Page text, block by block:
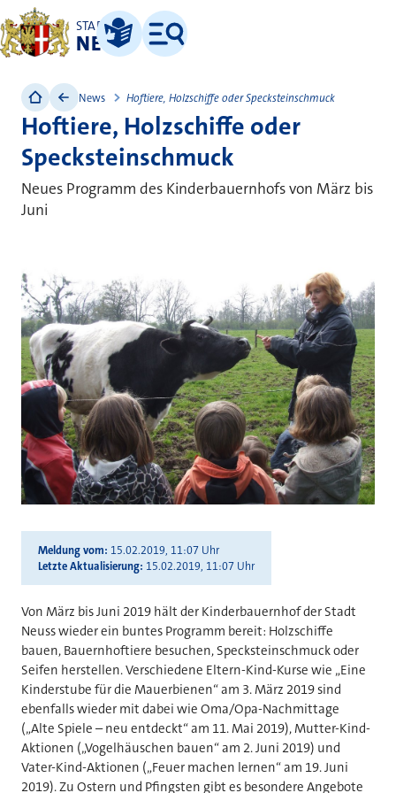
STADT
NEUSS
Leichte Sprache
Menü
News Hoftiere, Holzschiffe oder Specksteinschmuck
Hoftiere, Holzschiffe oder
Specksteinschmuck
Neues Programm des Kinderbauernhofs von März bis
Juni
Meldung vom 15.02.2019, 11:07 Uhr
Letzte Aktualisierung 15.02.2019, 11:07 Uhr
Von März bis Juni 2019 hält der Kinderbauernhof der Stadt
Neuss wieder ein buntes Programm bereit: Holzschiffe
bauen, Bauernhoftiere besuchen, Specksteinschmuck oder
Seifen herstellen. Verschiedene Eltern-Kind-Kurse wie „Eine
Kinderstube für die Mauerbienen“ am 3. März 2019 sind
ebenfalls wieder mit dabei wie Oma/Opa-Nachmittage
(„Alte Spiele – neu entdeckt“ am 11. Mai 2019), Mutter-Kind-
Aktionen („Vogelhäuschen bauen“ am 2. Juni 2019) und
Vater-Kind-Aktionen („Feuer machen lernen“ am 19. Juni
2019). Zu Ostern und Pfingsten gibt es besondere Angebote